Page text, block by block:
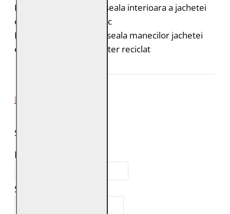
Bumbac organic: captuseala interioara a jachetei
este din bumbac organic
Poliester reciclat: captuseala manecilor jachetei
este realizata din poliester reciclat
SPUNE-ŢI PAREREA
Numele tău:
Scrie review: